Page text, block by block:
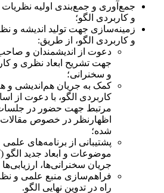
جمع‌آوری و جمع‌بندی اولیه نظریات
و کاربردی الگو؛
زمینه‌سازی جهت تولید اندیشه و
و کاربردی الگو، از طریق:
دعوت از اندیشمندان و
جهت تشریح ابعاد نظری و
و سخنرانی؛
کمک به جریان هم‌اندیشی و
کاربردی الگو، با دعوت از
مرتبط جهت حضور در جلسات
اظهارنظر در خصوص مقالات
شده؛
پشتیبانی از برنامه‌های
موضوعات و ابعاد جدید
جریان سخنرانی‌ها،
فراهم‌سازی منبع علمی و
راه در تدوین نهایی الگو.